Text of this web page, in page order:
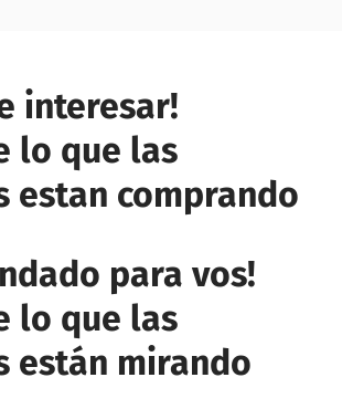
interesar!
lo que las
estan comprando
para vos!
lo que las
están mirando